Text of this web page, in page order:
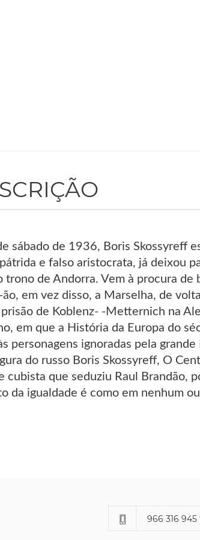
sábado de 1936, Boris Skossyreff
e falso aristocrata, já deixou
trono de Andorra. Vem à procura de
em vez disso, a Marselha, de
prisão de Koblenz- -Metternich na
em que a História da Europa do
personagens ignoradas pela
do russo Boris Skossyreff, O
cubista que seduziu Raul Brandão,
da igualdade é como em nenhum
966 316 945